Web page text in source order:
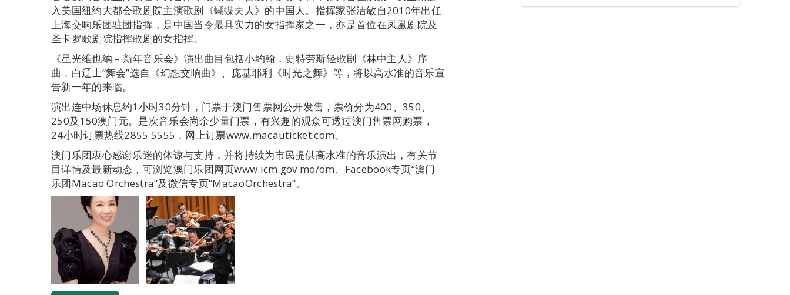
入美国纽约大都会歌剧院主演歌剧《蝴蝶夫人》的中国人。指挥家张洁敏自2010年出任
上海交响乐团驻团指挥，是中国当令最具实力的女指挥家之一，亦是首位在凤凰剧院及
圣卡罗歌剧院指挥歌剧的女指挥。
《星光维也纳 – 新年音乐会》演出曲目包括小约翰．史特劳斯轻歌剧《林中主人》序
曲，白辽士“舞会”选自《幻想交响曲》、庞基耶利《时光之舞》等，将以高水准的音乐宣
告新一年的来临。
演出连中场休息约1小时30分钟，门票于澳门售票网公开发售，票价分为400、350、
250及150澳门元。是次音乐会尚余少量门票，有兴趣的观众可透过澳门售票网购票，
24小时订票热线2855 5555，网上订票www.macauticket.com。
澳门乐团衷心感谢乐迷的体谅与支持，并将持续为市民提供高水准的音乐演出，有关节
目详情及最新动态，可浏览澳门乐团网页www.icm.gov.mo/om、Facebook专页“澳门
乐团Macao Orchestra”及微信专页“MacaoOrchestra”。